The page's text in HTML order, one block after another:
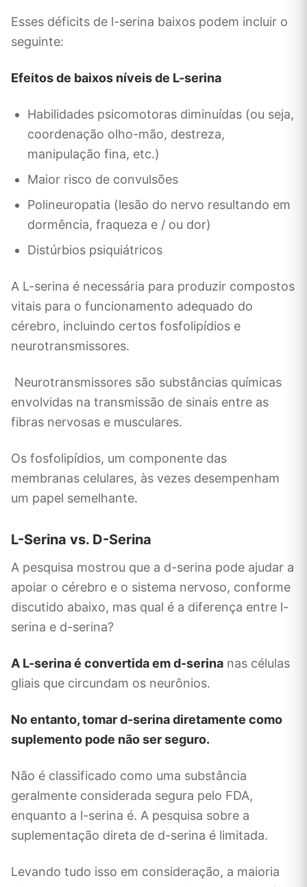
Esses déficits de l-serina baixos podem incluir o
seguinte:
Efeitos de baixos níveis de L-serina
Habilidades psicomotoras diminuídas (ou seja,
coordenação olho-mão, destreza,
manipulação fina, etc.)
Maior risco de convulsões
Polineuropatia (lesão do nervo resultando em
dormência, fraqueza e / ou dor)
Distúrbios psiquiátricos
A L-serina é necessária para produzir compostos
vitais para o funcionamento adequado do
cérebro, incluindo certos fosfolipídios e
neurotransmissores.
Neurotransmissores são substâncias químicas
envolvidas na transmissão de sinais entre as
fibras nervosas e musculares.
Os fosfolipídios, um componente das
membranas celulares, às vezes desempenham
um papel semelhante.
L-Serina vs. D-Serina
A pesquisa mostrou que a d-serina pode ajudar a
apoiar o cérebro e o sistema nervoso, conforme
discutido abaixo, mas qual é a diferença entre l-
serina e d-serina?
A L-serina é convertida em d-serina nas células
gliais que circundam os neurônios.
No entanto, tomar d-serina diretamente como
suplemento pode não ser seguro.
Não é classificado como uma substância
geralmente considerada segura pelo FDA,
enquanto a l-serina é. A pesquisa sobre a
suplementação direta de d-serina é limitada.
Levando tudo isso em consideração, a maioria